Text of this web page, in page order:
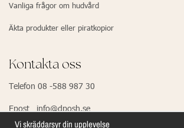
Vanliga frågor om hudvård
Äkta produkter eller piratkopior
Kontakta oss
Telefon 08 -588 987 30
Epost info@dposh.se
Vi skräddarsyr din upplevelse